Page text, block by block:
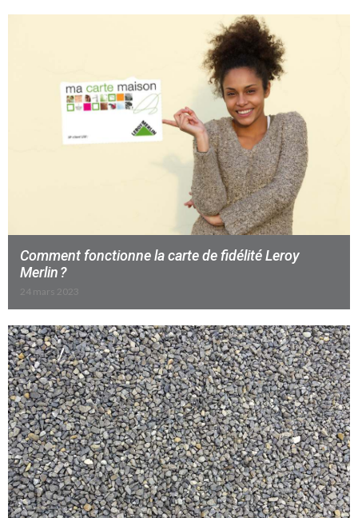
Comment fonctionne la carte de fidélité Leroy
Merlin ?
24 mars 2023